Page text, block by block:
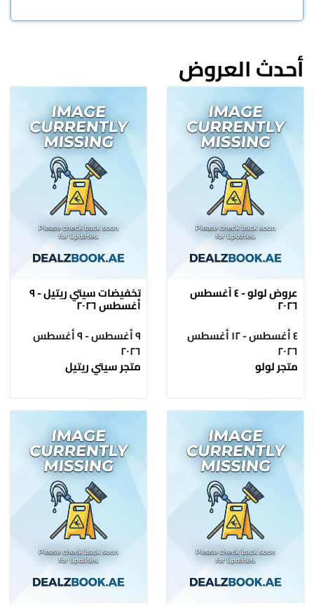
أحدث العروض
عروض لولو - ٤ أغسطس
٢٠٢٦
٤ أغسطس - ١٢ أغسطس
٢٠٢٦
متجر لولو
تخفيضات سيتي ريتيل - ٩
أغسطس ٢٠٢٦
٩ أغسطس - ٩ أغسطس
٢٠٢٦
متجر سيتي ريتيل